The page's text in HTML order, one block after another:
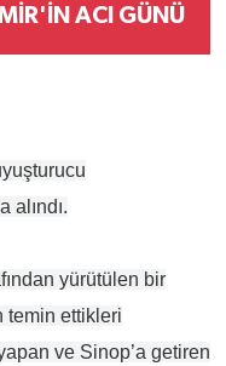
ACI GÜNÜ
alındı.
yürütülen bir
temin ettikleri
ve Sinop’a getiren